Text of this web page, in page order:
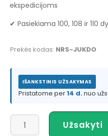
ekspedicijoms
✔ Pasiekiama 100, 108 ir 110
Prekės kodas: NRS-JUKDO
IŠANKSTINIS UŽSAKYMAS
Pristatome per14 d.nuo
kiekis:
Užsakyti